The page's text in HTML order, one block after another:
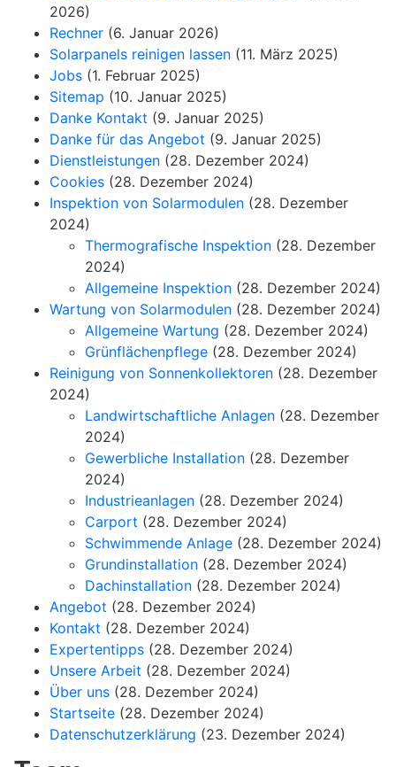
2026)
Rechner (6. Januar 2026)
Solarpanels reinigen lassen (11. März 2025)
Jobs (1. Februar 2025)
Sitemap (10. Januar 2025)
Danke Kontakt (9. Januar 2025)
Danke für das Angebot (9. Januar 2025)
Dienstleistungen (28. Dezember 2024)
Cookies (28. Dezember 2024)
Inspektion von Solarmodulen (28. Dezember
2024)
Thermografische Inspektion (28. Dezember
2024)
Allgemeine Inspektion (28. Dezember 2024)
Wartung von Solarmodulen (28. Dezember 2024)
Allgemeine Wartung (28. Dezember 2024)
Grünflächenpflege (28. Dezember 2024)
Reinigung von Sonnenkollektoren (28. Dezember
2024)
Landwirtschaftliche Anlagen (28. Dezember
2024)
Gewerbliche Installation (28. Dezember
2024)
Industrieanlagen (28. Dezember 2024)
Carport (28. Dezember 2024)
Schwimmende Anlage (28. Dezember 2024)
Grundinstallation (28. Dezember 2024)
Dachinstallation (28. Dezember 2024)
Angebot (28. Dezember 2024)
Kontakt (28. Dezember 2024)
Expertentipps (28. Dezember 2024)
Unsere Arbeit (28. Dezember 2024)
Über uns (28. Dezember 2024)
Startseite (28. Dezember 2024)
Datenschutzerklärung (23. Dezember 2024)